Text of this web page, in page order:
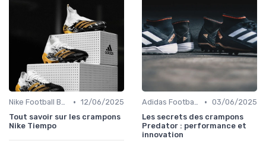
Nike Football Boots • 12/06/2025
Tout savoir sur les crampons
Nike Tiempo
Adidas Football Boots • 03/06/2025
Les secrets des crampons
Predator : performance et
innovation